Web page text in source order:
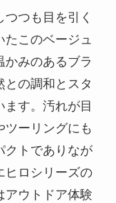
つも目を引く
たこのベージュ
かみのあるブラ
との調和とスタ
す。汚れが目
ツーリングにも
クトでありなが
ヒロシリーズの
アウトドア体験